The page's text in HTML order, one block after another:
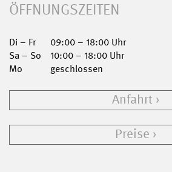
ÖFFNUNGSZEITEN
Di – Fr
09:00 – 18:00 Uhr
Sa – So
10:00 – 18:00 Uhr
Mo
geschlossen
Anfahrt
Preise